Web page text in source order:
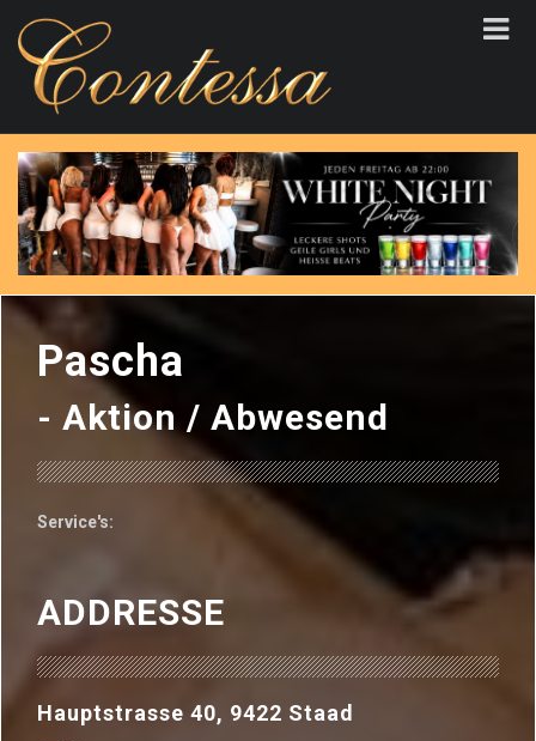
Pascha
- Aktion / Abwesend
Service's:
ADDRESSE
Hauptstrasse 40, 9422 Staad